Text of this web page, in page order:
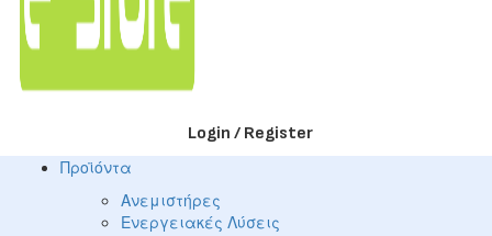
Login / Register
Προϊόντα
Ανεμιστήρες
Ενεργειακές Λύσεις